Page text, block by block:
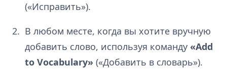
(«Исправить»).
В любом месте, когда вы хотите вручную
добавить слово, используя команду «Add
to Vocabulary»(«Добавить в словарь»).